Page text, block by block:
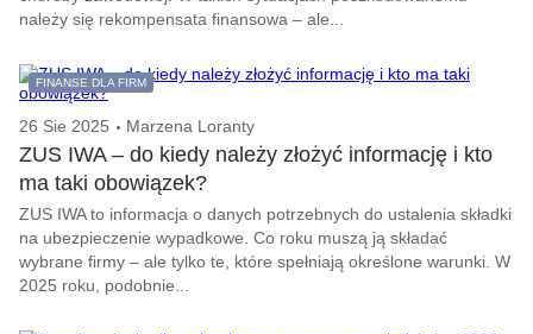
należy się rekompensata finansowa – ale...
FINANSE DLA FIRM
26 Sie 2025 Marzena Loranty
ZUS IWA – do kiedy należy złożyć informację i kto
ma taki obowiązek?
ZUS IWA to informacja o danych potrzebnych do ustalenia składki
na ubezpieczenie wypadkowe. Co roku muszą ją składać
wybrane firmy – ale tylko te, które spełniają określone warunki. W
2025 roku, podobnie...